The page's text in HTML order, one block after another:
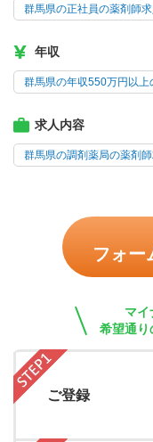
群馬県の正社員の薬剤師求
年収
群馬県の年収550万円以上
求人内容
群馬県の調剤薬局の薬剤師
フォー
マイ
希望通り
ご登録